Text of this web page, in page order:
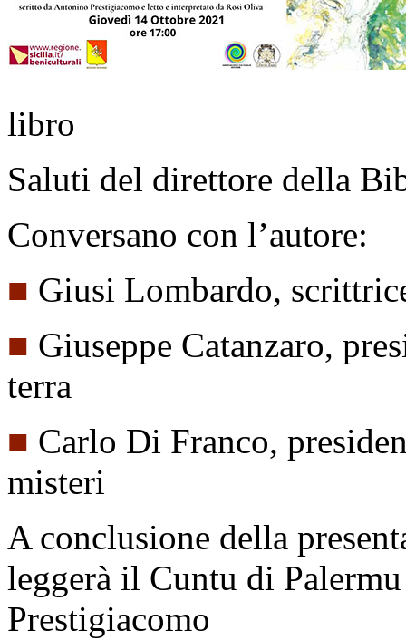
libro
Saluti del direttore della
Conversano con l’autore:
■ Giusi Lombardo,
■ Giuseppe Catanzaro,
terra
■ Carlo Di Franco,
misteri
A conclusione della
leggerà il Cuntu di
Prestigiacomo